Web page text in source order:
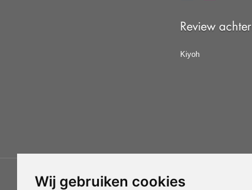
Wij gebruiken cookies
Review
Kiyoh
Gebruik van deze site betekent dat u dealgemene voorwaarden